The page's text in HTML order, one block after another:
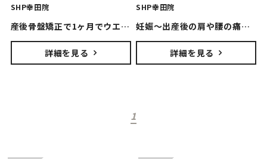
SHP幸田院
産後骨盤矯正で1ヶ月でウエスト4㎝ダウン！！
詳細を見る
SHP幸田院
妊娠〜出産後の肩や腰の痛み。その原因は・・・
詳細を見る
1